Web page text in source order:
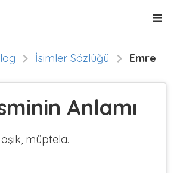
İsimler Sözlüğü Emre
Anlamı
müptela.